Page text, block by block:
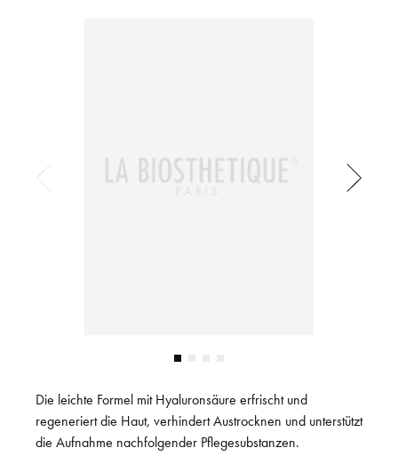
Die leichte Formel mit Hyaluronsäure erfrischt und
regeneriert die Haut, verhindert Austrocknen und unterstützt
die Aufnahme nachfolgender Pflegesubstanzen.